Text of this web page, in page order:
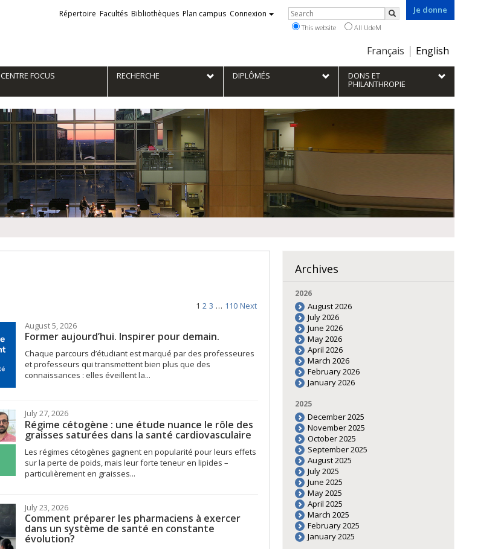
Je donne
Choix
la
langue
Français English
Liens
externes
Répertoire Facultés Bibliothèques Plan campus Connexion Rechercher
Search
This website All UdeM
CENTRE FOCUS RECHERCHE DIPLÔMÉS DONS ET
PHILANTHROPIE
1 2 3 … 110 Next
August 5, 2026
Former aujourd’hui. Inspirer pour demain.
Chaque parcours d’étudiant est marqué par des professeures
et professeurs qui transmettent bien plus que des
connaissances : elles éveillent la...
July 27, 2026
Régime cétogène : une étude nuance le rôle des
graisses saturées dans la santé cardiovasculaire
Les régimes cétogènes gagnent en popularité pour leurs effets
sur la perte de poids, mais leur forte teneur en lipides –
particulièrement en graisses...
July 23, 2026
Comment préparer les pharmaciens à exercer
dans un système de santé en constante
évolution?
Archives
2026
August 2026
July 2026
June 2026
May 2026
April 2026
March 2026
February 2026
January 2026
2025
December 2025
November 2025
October 2025
September 2025
August 2025
July 2025
June 2025
May 2025
April 2025
March 2025
February 2025
January 2025